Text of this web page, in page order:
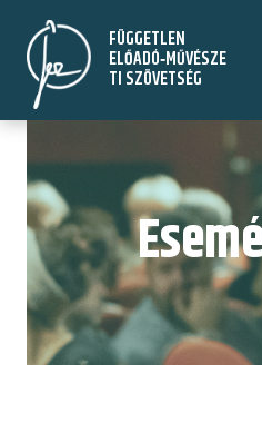
Ugrás
tartalomra
FÜGGETLEN
ELŐADÓ‑MŰVÉSZE
TI SZÖVETSÉG